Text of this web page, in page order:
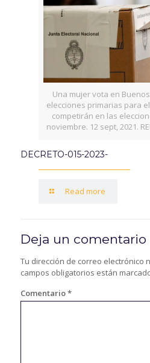
Una mujer vota en
elecciones primarias para
competirán en las
noviembre. 12 sept, 2021.
DECRETO-015-2023-
Read more
Deja un comentario
Tu dirección de correo electrónico
campos obligatorios están
Comentario*